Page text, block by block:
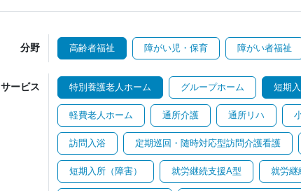
分野 高齢者福祉 障がい児・保育 障がい者福祉
サービス 特別養護老人ホーム グループホーム 短期
軽費老人ホーム 通所介護 通所リハ
訪問入浴 定期巡回・随時対応型訪問介護看護
短期入所（障害） 就労継続支援A型 就労継